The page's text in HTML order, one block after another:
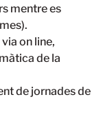
mentre es
on line,
de la
de jornades de